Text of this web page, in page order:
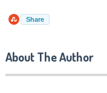
Share
About The Author